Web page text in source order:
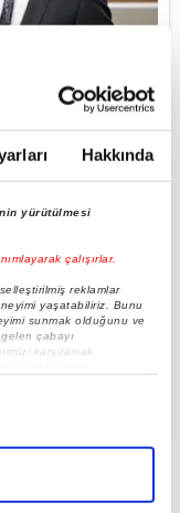
Hakkında
yürütülmesi
çalışırlar.
reklamlar
yaşatabiliriz. Bunu
sunmak olduğunu ve
çabayı
karşılamak
kendimize ve
bilgi toplumu
yönelik
denetimi
lira ceza